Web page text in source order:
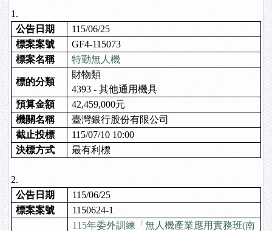
1.
公告日期
115/06/25
標案案號
GF4-115073
標案名稱
特勤無人機
標的分類
財物類
4393 - 其他通用機具
預算金額
42,459,000元
機關名稱
臺灣銀行股份有限公司
截止投標
115/07/10 10:00
決標方式
最有利標
2.
公告日期
115/06/25
標案案號
1150624-1
115年委外訓練「無人機產業應用實務班(南